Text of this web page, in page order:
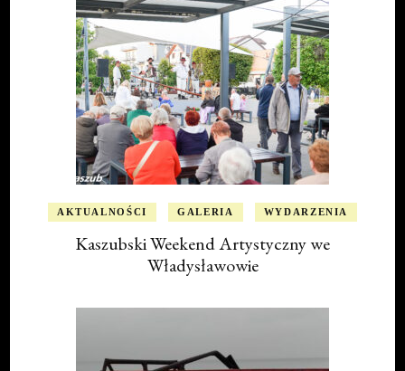
AKTUALNOŚCI GALERIA WYDARZENIA
Kaszubski Weekend Artystyczny we
Władysławowie